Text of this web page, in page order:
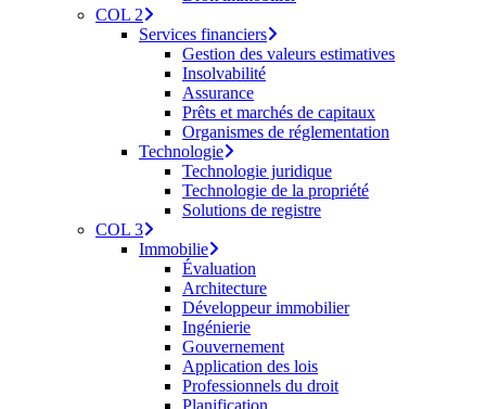
COL 2
Services financiers
Gestion des valeurs estimatives
Insolvabilité
Assurance
Prêts et marchés de capitaux
Organismes de réglementation
Technologie
Technologie juridique
Technologie de la propriété
Solutions de registre
COL 3
Immobilie
Évaluation
Architecture
Développeur immobilier
Ingénierie
Gouvernement
Application des lois
Professionnels du droit
Planification